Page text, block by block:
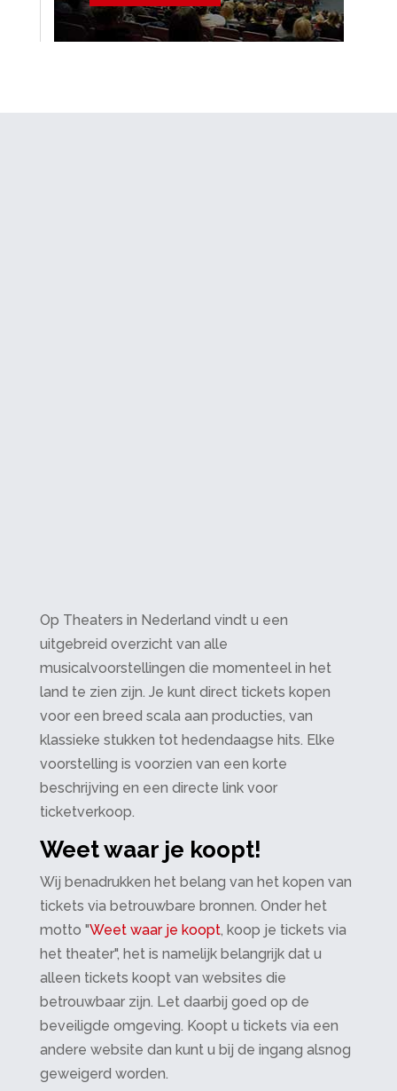
Op Theaters in Nederland vindt u een
uitgebreid overzicht van alle
musicalvoorstellingen die momenteel in het
land te zien zijn. Je kunt direct tickets kopen
voor een breed scala aan producties, van
klassieke stukken tot hedendaagse hits. Elke
voorstelling is voorzien van een korte
beschrijving en een directe link voor
ticketverkoop.
Weet waar je koopt!
Wij benadrukken het belang van het kopen van
tickets via betrouwbare bronnen. Onder het
motto "Weet waar je koopt, koop je tickets via
het theater", het is namelijk belangrijk dat u
alleen tickets koopt van websites die
betrouwbaar zijn. Let daarbij goed op de
beveiligde omgeving. Koopt u tickets via een
andere website dan kunt u bij de ingang alsnog
geweigerd worden.